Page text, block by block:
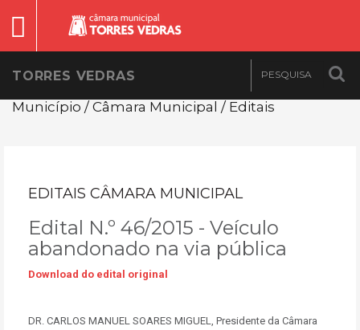
TORRES VEDRAS
Município / Câmara Municipal / Editais
EDITAIS CÂMARA MUNICIPAL
Edital N.º 46/2015 - Veículo
abandonado na via pública
Download do edital original
DR. CARLOS MANUEL SOARES MIGUEL, Presidente da Câmara